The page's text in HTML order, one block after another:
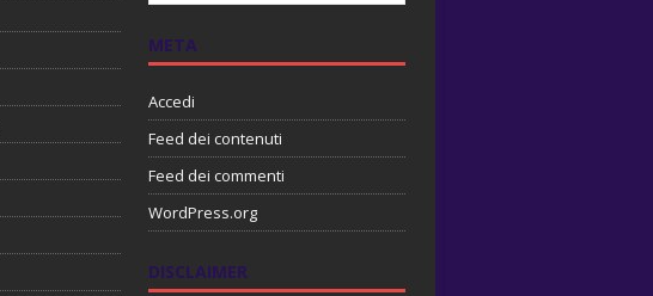
META
Accedi
Feed dei contenuti
Feed dei commenti
WordPress.org
DISCLAIMER